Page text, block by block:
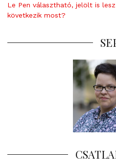
Le Pen választható, jelölt is
következik most?